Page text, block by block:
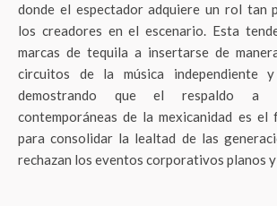
donde el espectador adquiere un rol tan
los creadores en el escenario. Esta
marcas de tequila a insertarse de
circuitos de la música independiente
demostrando que el respaldo a
contemporáneas de la mexicanidad es
para consolidar la lealtad de las
rechazan los eventos corporativos planos